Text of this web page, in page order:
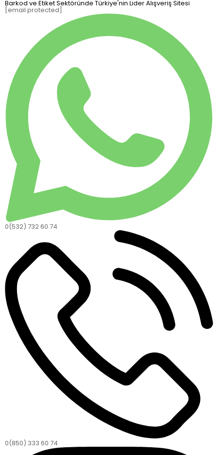
Barkod ve Etiket Sektöründe Türkiye'nin Lider Alışveriş Sitesi
[email protected]
0(532) 732 60 74
0(850) 333 60 74